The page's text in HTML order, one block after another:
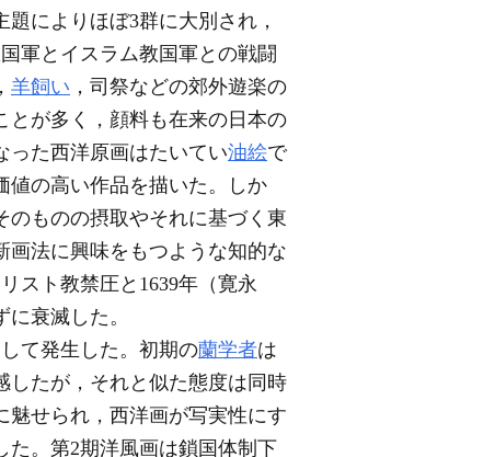
によりほぼ3群に大別され，
軍とイスラム教国軍との戦闘
， 羊飼い ，司祭などの郊外遊楽の
とが多く，顔料も在来の日本の
った西洋原画はたいてい油絵で
値の高い作品を描いた。しか
のものの摂取やそれに基づく東
法に興味をもつような知的な
スト教禁圧と1639年（寛永
衰滅した。
て発生した。初期の蘭学者は
したが，それと似た態度は同時
せられ，西洋画が写実性にす
た。第2期洋風画は鎖国体制下